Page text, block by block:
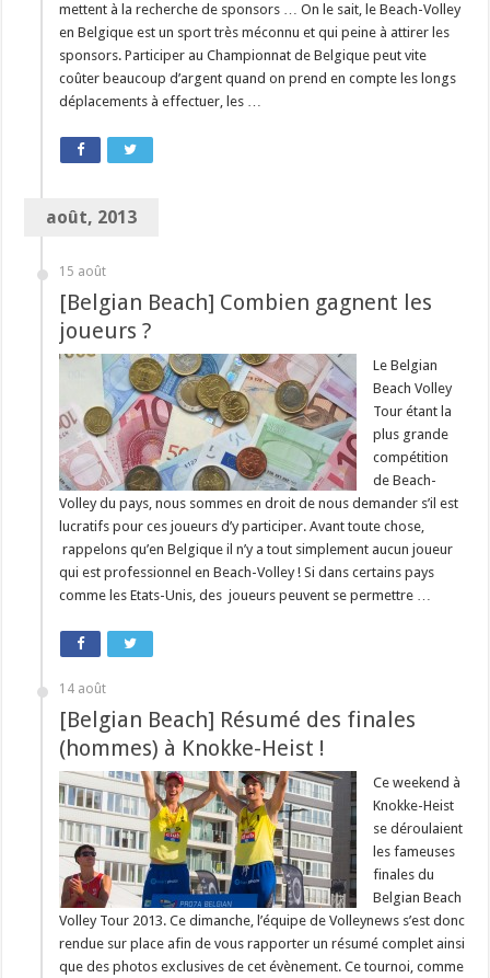
mettent à la recherche de sponsors … On le sait, le Beach-Volley
en Belgique est un sport très méconnu et qui peine à attirer les
sponsors. Participer au Championnat de Belgique peut vite
coûter beaucoup d’argent quand on prend en compte les longs
déplacements à effectuer, les …
août, 2013
15 août
[Belgian Beach] Combien gagnent les
joueurs ?
Le Belgian
Beach Volley
Tour étant la
plus grande
compétition
de Beach-
Volley du pays, nous sommes en droit de nous demander s’il est
lucratifs pour ces joueurs d’y participer. Avant toute chose,
rappelons qu’en Belgique il n’y a tout simplement aucun joueur
qui est professionnel en Beach-Volley ! Si dans certains pays
comme les Etats-Unis, des joueurs peuvent se permettre …
14 août
[Belgian Beach] Résumé des finales
(hommes) à Knokke-Heist !
Ce weekend à
Knokke-Heist
se déroulaient
les fameuses
finales du
Belgian Beach
Volley Tour 2013. Ce dimanche, l’équipe de Volleynews s’est donc
rendue sur place afin de vous rapporter un résumé complet ainsi
que des photos exclusives de cet évènement. Ce tournoi, comme